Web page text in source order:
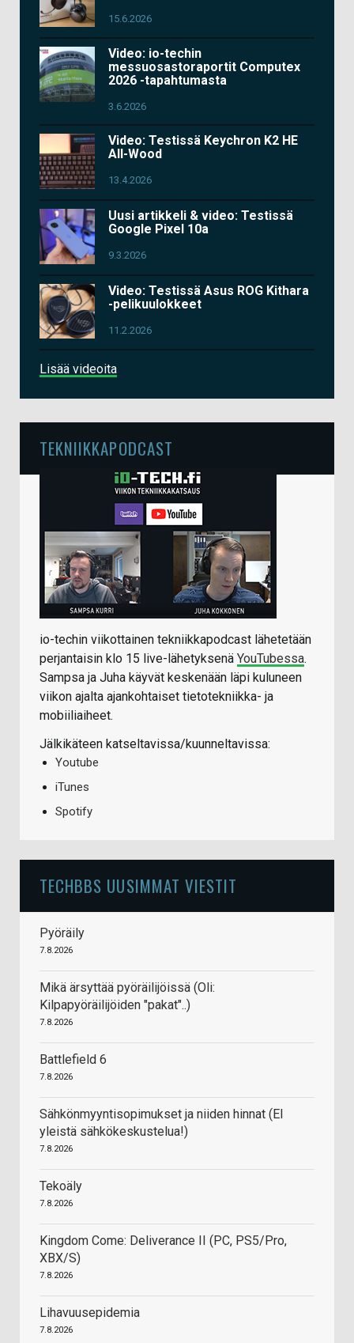
15.6.2026
Video: io-techin
messuosastoraportit Computex
2026 -tapahtumasta
3.6.2026
Video: Testissä Keychron K2 HE
All-Wood
13.4.2026
Uusi artikkeli & video: Testissä
Google Pixel 10a
9.3.2026
Video: Testissä Asus ROG Kithara
-pelikuulokkeet
11.2.2026
Lisää videoita
TEKNIIKKAPODCAST
io-techin viikottainen tekniikkapodcast lähetetään
perjantaisin klo 15 live-lähetyksenä YouTubessa.
Sampsa ja Juha käyvät keskenään läpi kuluneen
viikon ajalta ajankohtaiset tietotekniikka- ja
mobiiliaiheet.
Jälkikäteen katseltavissa/kuunneltavissa:
Youtube
iTunes
Spotify
TECHBBS UUSIMMAT VIESTIT
Pyöräily
7.8.2026
Mikä ärsyttää pyöräilijöissä (Oli:
Kilpapyöräilijöiden "pakat"..)
7.8.2026
Battlefield 6
7.8.2026
Sähkönmyyntisopimukset ja niiden hinnat (EI
yleistä sähkökeskustelua!)
7.8.2026
Tekoäly
7.8.2026
Kingdom Come: Deliverance II (PC, PS5/Pro,
XBX/S)
7.8.2026
Lihavuusepidemia
7.8.2026